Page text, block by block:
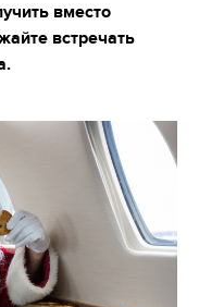
вместо
встречать